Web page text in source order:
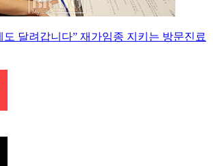
도 달려갑니다” 재가임종 지키는 방문진료